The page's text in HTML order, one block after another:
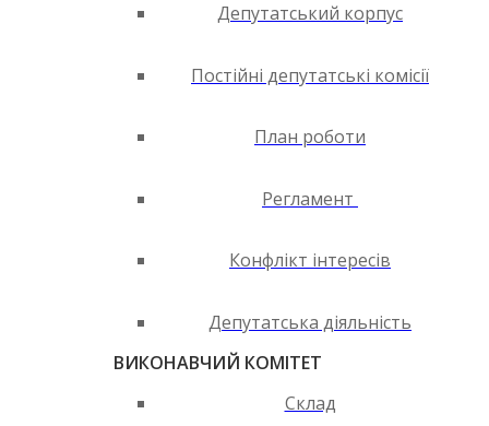
Депутатський корпус
Постійні депутатські комісії
План роботи
Регламент
Конфлікт інтересів
Депутатська діяльність
ВИКОНАВЧИЙ КОМІТЕТ
Склад